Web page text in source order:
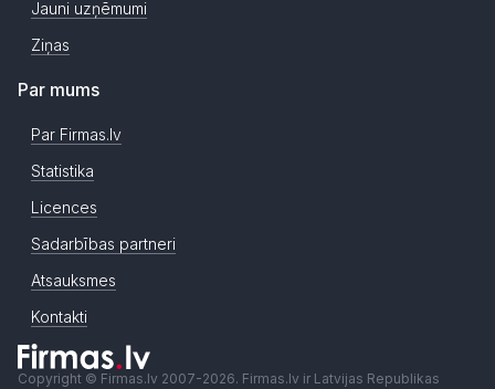
Jauni uzņēmumi
Ziņas
Par mums
Par Firmas.lv
Statistika
Licences
Sadarbības partneri
Atsauksmes
Kontakti
Copyright © Firmas.lv 2007-2026. Firmas.lv ir Latvijas Republikas